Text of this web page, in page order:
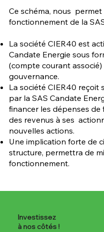
Ce schéma, nous
fonctionnement de la
La société CIER40 est
Candate Energie sous
(compte courant
gouvernance.
La société CIER40 reçoit
par la SAS Candate
financer les dépenses
des revenus à ses
nouvelles actions.
Une implication forte de
structure, permettra de
fonctionnement.
Investissez
à nos côtés !